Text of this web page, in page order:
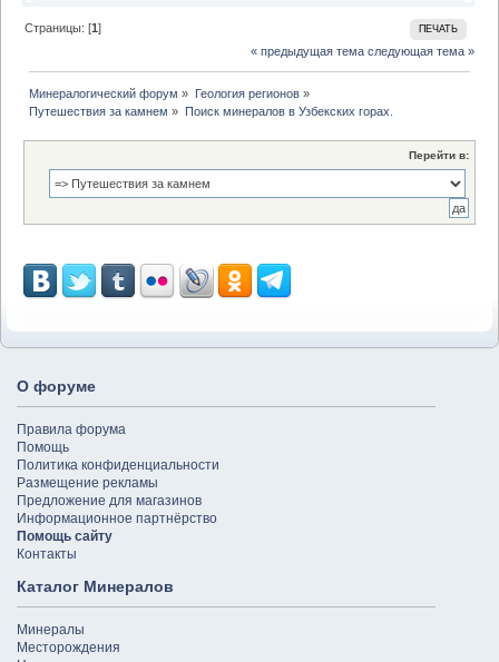
ПЕЧАТЬ
Страницы: [1]
« предыдущая тема следующая тема »
Минералогический форум » Геология регионов»
Путешествия за камнем » Поиск минералов в Узбекских горах.
Перейти в:
О форуме
Правила форума
Помощь
Политика конфиденциальности
Размещение рекламы
Предложение для магазинов
Информационное партнёрство
Помощь сайту
Контакты
Каталог Минералов
Минералы
Месторождения